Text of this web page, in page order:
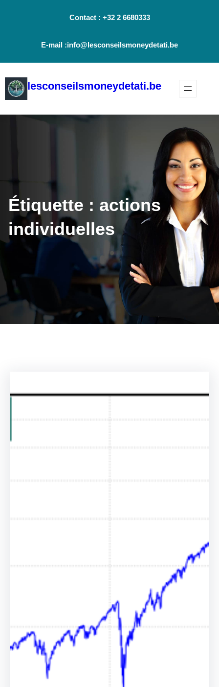
Contact : +32 2 6680333
E-mail :info@lesconseilsmoneydetati.be
lesconseilsmoneydetati.be
Étiquette : actions
individuelles